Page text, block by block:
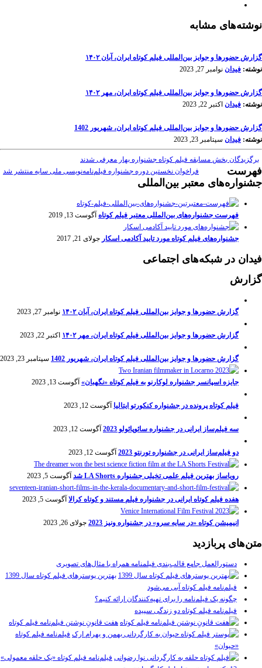
نوشته‌های مشابه
گزارش حضورها و جوایز بین‌المللی فیلم کوتاه ایران، آبان ۱۴۰۲
نوشته: فیدان نوامبر 27, 2023
گزارش حضورها و جوایز بین‌المللی فیلم کوتاه ایران، مهر ۱۴۰۲
نوشته: فیدان اکتبر 22, 2023
گزارش حضورها و جوایز بین‌المللی فیلم کوتاه ایران، شهریور 1402
نوشته: فیدان سپتامبر 23, 2023
برگزیدگان بخش مسابقه فیلم کوتاه جشنواره بهار معرفی شدند
فراخوان نخستین دوره جشنواره فیلم‌نامه‌نویسی ملی سایه منتشر شد
فهرست
جشنواره‌های معتبر بین‌المللی
فهرست جشنواره‌های بین‌المللی معتبر فیلم کوتاه آگوست 13, 2019
جشنواره‌های فیلم کوتاه مورد تایید آکادمی اسکار جولای 21, 2017
فیدان در شبکه‌های اجتماعی
گزارش
گزارش حضورها و جوایز بین‌المللی فیلم کوتاه ایران، آبان ۱۴۰۲ نوامبر 27, 2023
گزارش حضورها و جوایز بین‌المللی فیلم کوتاه ایران، مهر ۱۴۰۲ اکتبر 22, 2023
گزارش حضورها و جوایز بین‌المللی فیلم کوتاه ایران، شهریور 1402 سپتامبر 23, 2023
جایزه اسپانسر جشنواره لوکارنو به فیلم کوتاه «نگهبان» آگوست 13, 2023
فیلم کوتاه پرونده در جشنواره کنکورتو ایتالیا آگوست 12, 2023
سه فیلم‌ساز ایرانی در جشنواره سائوپائولو 2023 آگوست 12, 2023
دو فیلم‌ساز ایرانی در جشنواره تورنتو 2023 آگوست 12, 2023
رویاساز بهترین فیلم علمی تخیلی جشنواره LA Shorts شد آگوست 5, 2023
هفده فیلم کوتاه ایرانی در جشنواره فیلم مستند و کوتاه کرالا آگوست 5, 2023
انیمیشن کوتاه «در سایه سرو» در جشنواره ونیز 2023 جولای 26, 2023
متن‌های پربازدید
دستورالعمل جامع قالب‌بندی فیلمنامه همراه با مثال‌های تصویری
بهترین پوسترهای فیلم کوتاه سال 1399
فیلم‌نامه فیلم کوتاه آبی می‌شود
چگونه یک فیلم‌نامه را برای تهیه‌کنندگان ارائه کنیم؟
فیلم‌نامه فیلم کوتاه دو زندگی سپیده
هفت قانونِ نوشتن فیلم‌نامه فیلم کوتاه
فیلم‌نامه فیلم کوتاه
«حیوان»
فیلم‌نامه فیلم کوتاه «یک حلقه معمولی»